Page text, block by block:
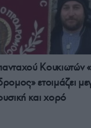
Κουκιωτών
ετοιμάζει
και χορό